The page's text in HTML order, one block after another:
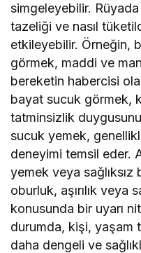
simgeleyebilir.
tazeliği ve nasıl
etkileyebilir. Örneğin,
görmek, maddi ve
bereketin habercisi
bayat sucuk görmek,
tatminsizlik
sucuk yemek,
deneyimi temsil eder.
yemek veya
oburluk, aşırılık veya
konusunda bir uyarı
durumda, kişi, yaşam
daha dengeli ve